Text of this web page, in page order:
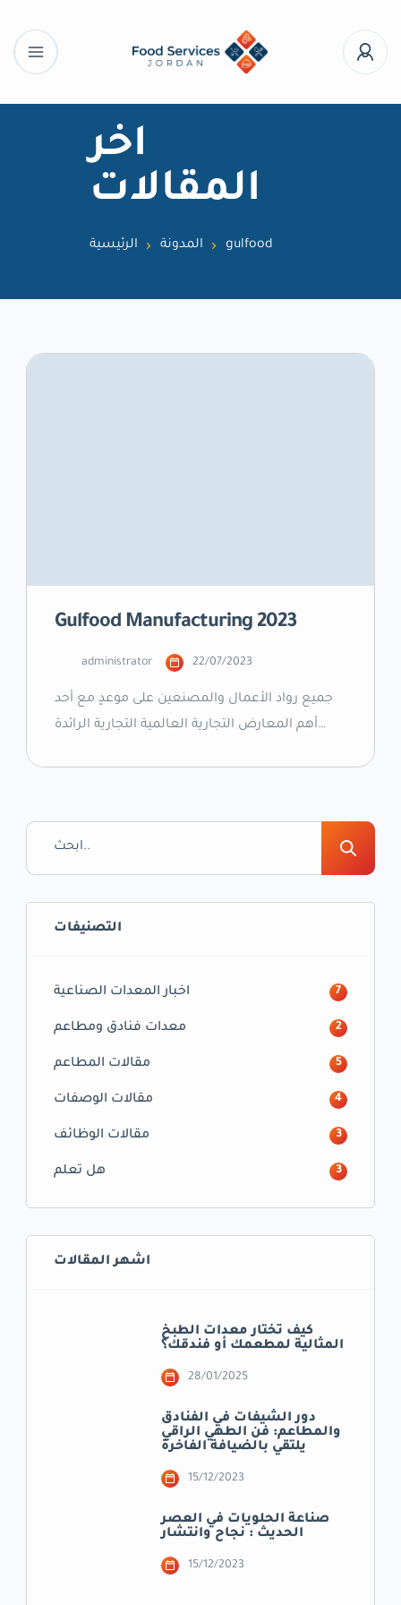
اخر
المقالات
الرئيسية المدونة gulfood
Gulfood Manufacturing 2023
administrator 22/07/2023
جميع رواد الأعمال والمصنعين على موعدٍ مع أحد
أهم المعارض التجارية العالمية التجارية الرائدة
الأغذية والمشروبات تحت سقفٍ واحد خلال الفترة
التصنيفات
اخبار المعدات الصناعية 7
معدات فنادق ومطاعم 2
مقالات المطاعم 5
مقالات الوصفات 4
مقالات الوظائف 3
هل تعلم 3
اشهر المقالات
كيف تختار معدات الطبخ
المثالية لمطعمك أو فندقك؟
28/01/2025
دور الشيفات في الفنادق
والمطاعم: فن الطهي الراقي
يلتقي بالضيافة الفاخرة
15/12/2023
صناعة الحلويات في العصر
الحديث : نجاح وانتشار
15/12/2023